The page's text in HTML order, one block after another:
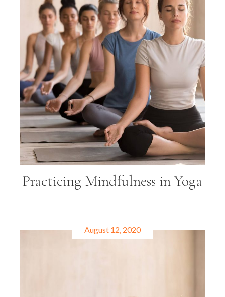
Practicing Mindfulness in Yoga
August 12, 2020